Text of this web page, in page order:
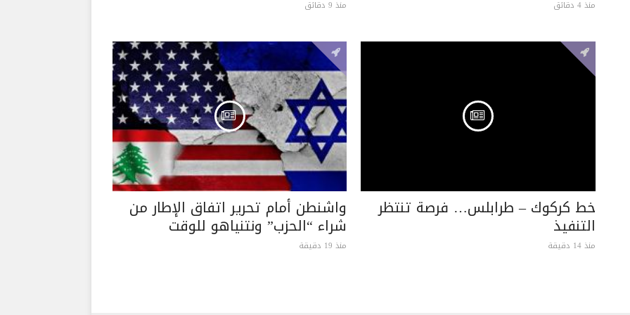
منذ 4 دقائق منذ 9 دقائق
خط كركوك – طرابلس… فرصة تنتظر
التنفيذ
منذ 14 دقيقة
واشنطن أمام تحرير اتفاق الإطار من
شراء “الحزب” ونتنياهو للوقت
منذ 19 دقيقة